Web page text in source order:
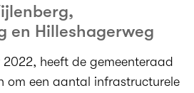
en Hilleshagerweg
2022, heeft de gemeenteraad
om een aantal infrastructurele